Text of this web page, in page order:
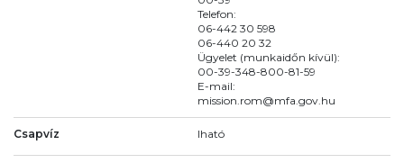
Telefon:
06-442 30 598
06-440 20 32
Ügyelet (munkaidőn kívül):
00-39-348-800-81-59
E-mail:
mission.rom@mfa.gov.hu
Csapvíz Iható